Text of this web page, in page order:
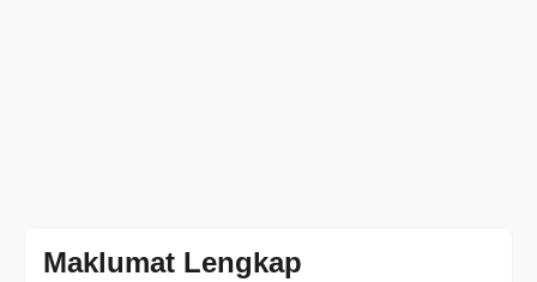
Maklumat Lengkap